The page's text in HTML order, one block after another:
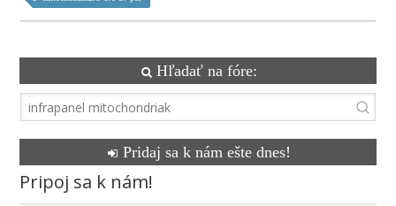
Hľadať na fóre:
Pridaj sa k nám ešte dnes!
Pripoj sa k nám!